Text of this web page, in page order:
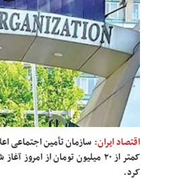
اقتصاد ایران: سازمان تأمین اجتماعی
کمتر از ۲۰ میلیون تومان از
کرد.